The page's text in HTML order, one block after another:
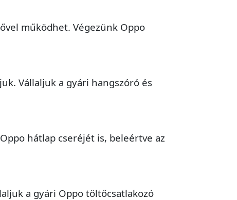
működhet. Végezünk Oppo
Vállaljuk a gyári hangszóró és
hátlap cseréjét is, beleértve az
a gyári Oppo töltőcsatlakozó